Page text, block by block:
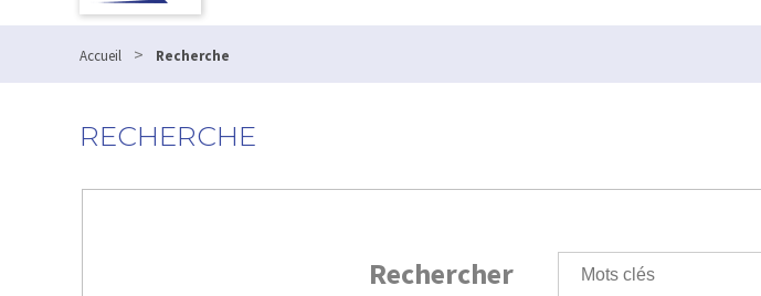
Accueil > Recherche
RECHERCHE
Rechercher